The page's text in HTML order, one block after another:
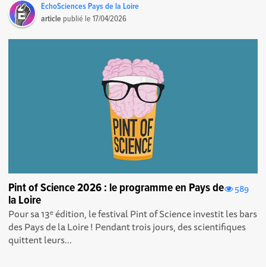
EchoSciences Pays de la Loire
article publié le17/04/2026
589
Pint of Science 2026 : le programme en Pays de
la Loire
Pour sa 13ᵉ édition, le festival Pint of Science investit les bars
des Pays de la Loire ! Pendant trois jours, des scientifiques
quittent leurs...